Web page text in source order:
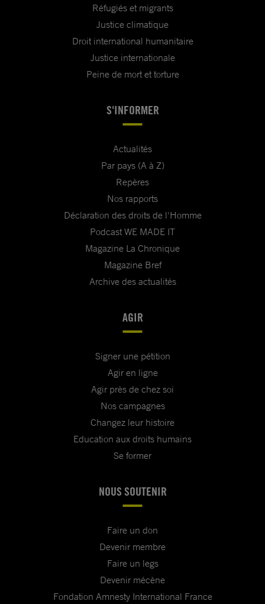
Réfugiés et migrants
Justice climatique
Droit international humanitaire
Justice internationale
Peine de mort et torture
S'INFORMER
Actualités
Par pays (A à Z)
Repères
Nos rapports
Déclaration des droits de l'Homme
Podcast WE MADE IT
Magazine La Chronique
Magazine Bref
Archive des actualités
AGIR
Signer une pétition
Agir en ligne
Agir près de chez soi
Nos campagnes
Changez leur histoire
Education aux droits humains
Se former
NOUS SOUTENIR
Faire un don
Devenir membre
Faire un legs
Devenir mécène
Fondation Amnesty International France